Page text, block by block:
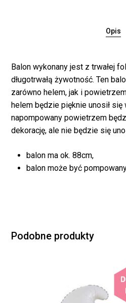
Opis
Balon wykonany jest z trwałej
długotrwałą żywotność. Ten
zarówno helem, jak i
helem będzie pięknie unosił
napompowany powietrzem
dekorację, ale nie będzie się
balon ma ok. 88cm,
balon może być
Podobne produkty